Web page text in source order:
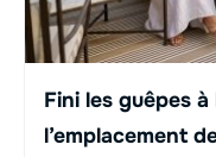
Fini les guêpes
l’emplacement